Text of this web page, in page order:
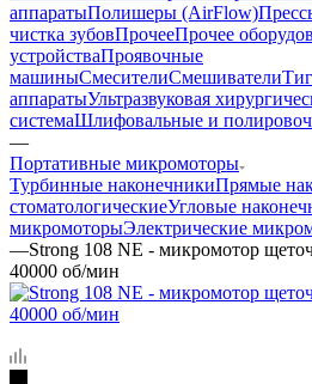
аппаратыПолишеры (AirFlow)
чистка зубовПрочееПрочее
устройстваПроявочные
машиныСмесителиСмешиватели
аппаратыУльтразвуковая
системаШлифовальные и
—
Портативные микромоторы
Турбинные наконечникиПрямые
стоматологическиеУгловые
микромоторыЭлектрические
—Strong 108 NE - микромотор
40000 об/мин